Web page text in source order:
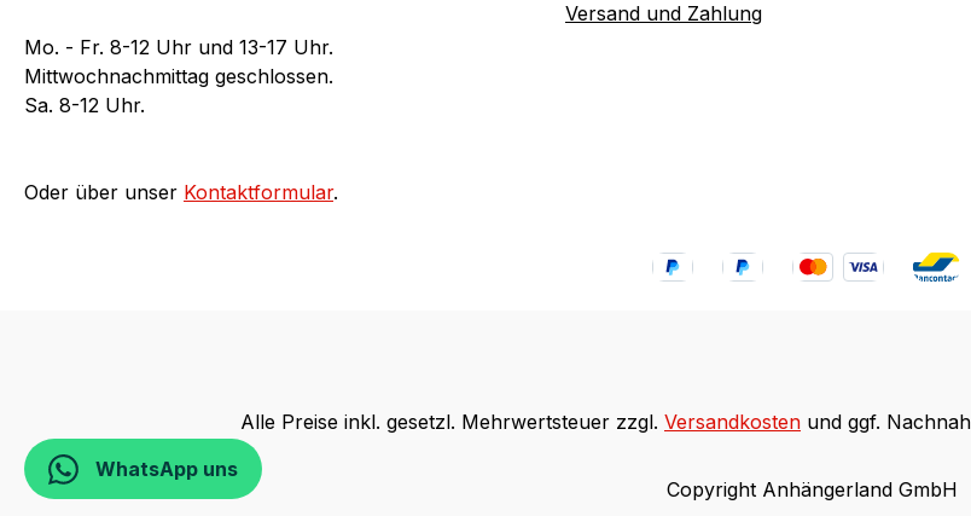
Mo. - Fr. 8-12 Uhr und 13-17 Uhr.
Mittwochnachmittag geschlossen.
Sa. 8-12 Uhr.
Oder über unser Kontaktformular.
Versand und Zahlung
Alle Preise inkl. gesetzl. Mehrwertsteuer zzgl. Versandkosten und ggf.
Copyright Anhängerland GmbH
WhatsApp uns